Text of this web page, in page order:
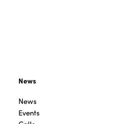
News
News
Events